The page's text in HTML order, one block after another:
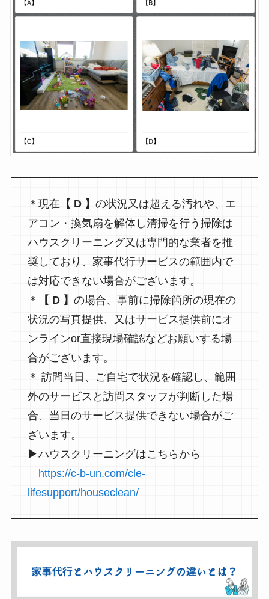
＊現在 【 D 】 の状況又は超える汚れや、エ
アコン・換気扇を解体し清掃を行う掃除は
ハウスクリーニング又は専門的な業者を推
奨しており、家事代行サービスの範囲内で
は対応できない場合がございます。
＊
【 D 】 の場合、事前に掃除箇所の現在の
状況の写真提供、又はサービス提供前にオ
ンラインor直接現場確認などお願いする場
合がございます。
＊ 訪問当日、ご自宅で状況を確認し、範囲
外のサービスと訪問スタッフが判断した場
合、当日のサービス提供できない場合がご
ざいます。
▶︎ハウスクリーニングはこちらから
https://c-b-un.com/cle-
lifesupport/houseclean/